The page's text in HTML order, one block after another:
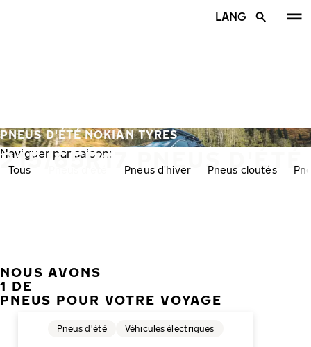
LANG
215/65R17 PNEUS D'ÉTÉ
PNEUS D'ÉTÉ NOKIAN TYRES
Naviguer par saison:
Tous Pneus d'hiver Pneus cloutés
NOUS AVONS
1 DE
PNEUS POUR VOTRE VOYAGE
Pneus d'été Véhicules électriques